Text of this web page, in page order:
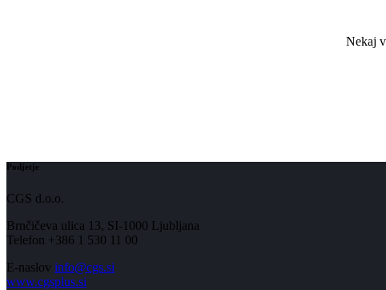
Nekaj
Podjetje
CGS d.o.o.
Brnčičeva ulica 13, SI-1000 Ljubljana
Telefon +386 1 530 11 00
E-naslov info@cgs.si
www.cgsplus.si